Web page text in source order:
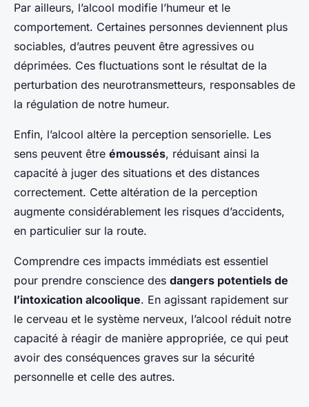
Par ailleurs, l’alcool modifie l’humeur et le
comportement. Certaines personnes deviennent plus
sociables, d’autres peuvent être agressives ou
déprimées. Ces fluctuations sont le résultat de la
perturbation des neurotransmetteurs, responsables de
la régulation de notre humeur.
Enfin, l’alcool altère la perception sensorielle. Les
sens peuvent être émoussés, réduisant ainsi la
capacité à juger des situations et des distances
correctement. Cette altération de la perception
augmente considérablement les risques d’accidents,
en particulier sur la route.
Comprendre ces impacts immédiats est essentiel
pour prendre conscience des dangers potentiels de
l’intoxication alcoolique. En agissant rapidement sur
le cerveau et le système nerveux, l’alcool réduit notre
capacité à réagir de manière appropriée, ce qui peut
avoir des conséquences graves sur la sécurité
personnelle et celle des autres.